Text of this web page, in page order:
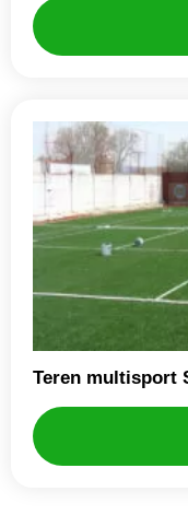
Teren multisport